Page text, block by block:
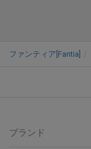
ファンティア[Fantia]
ブランド